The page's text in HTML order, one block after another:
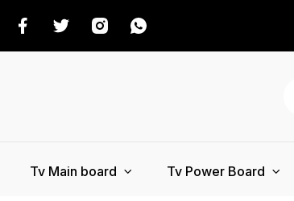
Tv Main board Tv Power Board